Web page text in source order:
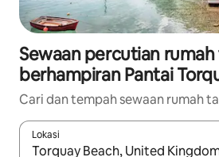
Sewaan percutian
berhampiran Pantai
Cari dan tempah sewaan rumah
Lokasi
Apabila hasil tersedia, navigasi